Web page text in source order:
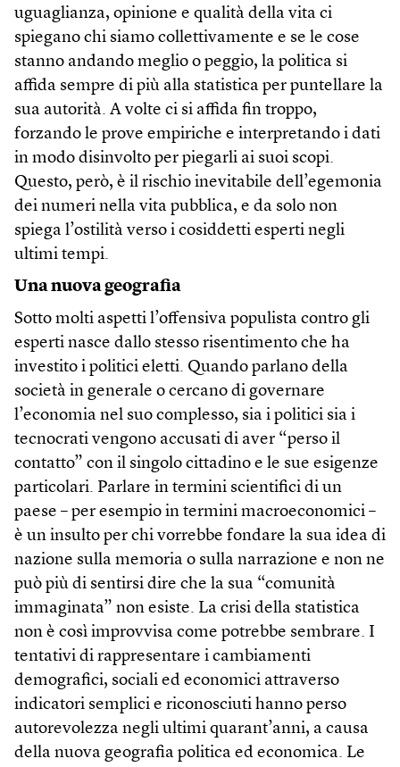
uguaglianza, opinione e qualità della vita ci
spiegano chi siamo collettivamente e se le cose
stanno andando meglio o peggio, la politica si
affida sempre di più alla statistica per puntellare la
sua autorità. A volte ci si affida fin troppo,
forzando le prove empiriche e interpretando i dati
in modo disinvolto per piegarli ai suoi scopi.
Questo, però, è il rischio inevitabile dell’egemonia
dei numeri nella vita pubblica, e da solo non
spiega l’ostilità verso i cosiddetti esperti negli
ultimi tempi.
Una nuova geografia
Sotto molti aspetti l’offensiva populista contro gli
esperti nasce dallo stesso risentimento che ha
investito i politici eletti. Quando parlano della
società in generale o cercano di governare
l’economia nel suo complesso, sia i politici sia i
tecnocrati vengono accusati di aver “perso il
contatto” con il singolo cittadino e le sue esigenze
particolari. Parlare in termini scientifici di un
paese – per esempio in termini macroeconomici –
è un insulto per chi vorrebbe fondare la sua idea di
nazione sulla memoria o sulla narrazione e non ne
può più di sentirsi dire che la sua “comunità
immaginata” non esiste. La crisi della statistica
non è così improvvisa come potrebbe sembrare. I
tentativi di rappresentare i cambiamenti
demografici, sociali ed economici attraverso
indicatori semplici e riconosciuti hanno perso
autorevolezza negli ultimi quarant’anni, a causa
della nuova geografia politica ed economica. Le